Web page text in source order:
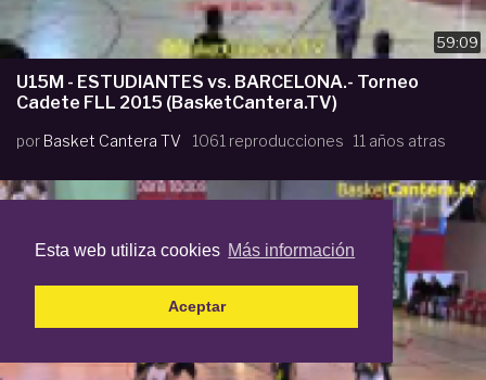
Esta web utiliza cookies Más información
Aceptar
59:09
U15M - ESTUDIANTES vs. BARCELONA.- Torneo
Cadete FLL 2015 (BasketCantera.TV)
por Basket Cantera TV 1061 reproducciones 11 años atras